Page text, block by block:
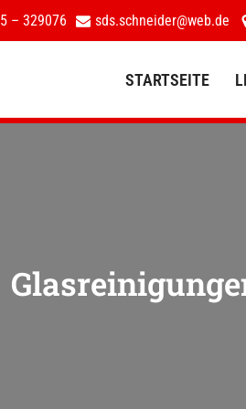
– 329076 sds.schneider@web.de
STARTSEITE